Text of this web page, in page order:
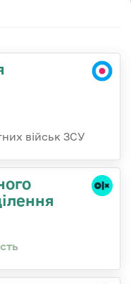
військ ЗСУ